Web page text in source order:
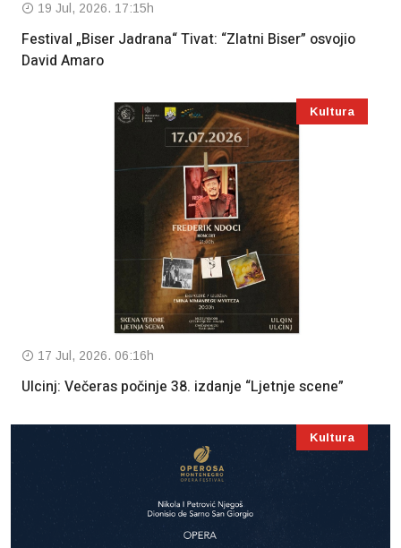
19 Jul, 2026. 17:15h
Festival „Biser Jadrana“ Tivat: “Zlatni Biser” osvojio
David Amaro
Kultura
17 Jul, 2026. 06:16h
Ulcinj: Večeras počinje 38. izdanje “Ljetnje scene”
Kultura